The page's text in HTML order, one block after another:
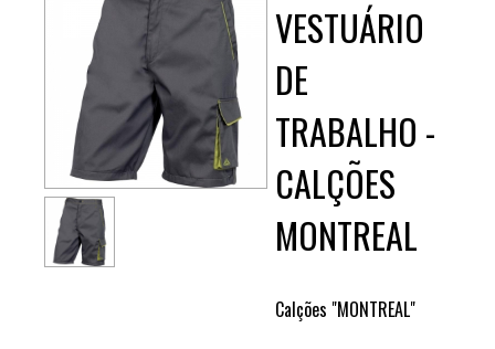
VESTUÁRIO
DE
TRABALHO -
CALÇÕES
MONTREAL
Calções "MONTREAL"